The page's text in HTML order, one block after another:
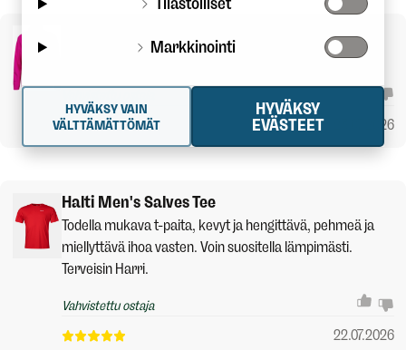
Todella hyvä takki pyöräilyyn. Hengittävä.
23.07.2026
Halti Men's Salves Tee
Todella mukava t-paita, kevyt ja hengittävä, pehmeä ja
miellyttävä ihoa vasten. Voin suositella lämpimästi.
Terveisin Harri.
Vahvistettu ostaja
22.07.2026
Markkinointi
HYVÄKSY
EVÄSTEET
HYVÄKSY VAIN
VÄLTTÄMÄTTÖMÄT